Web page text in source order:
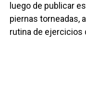
luego de publicar
piernas torneadas,
rutina de ejercicios